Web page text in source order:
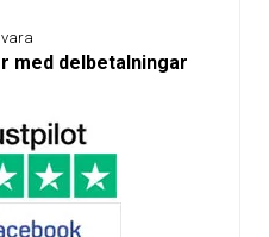
med delbetalningar